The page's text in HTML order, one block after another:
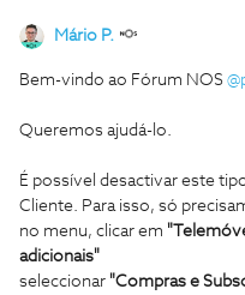
Mário P.
Bem-vindo ao Fórum NOS
Queremos ajudá-lo.
É possível desactivar este
Cliente. Para isso, só
no menu, clicar em
adicionais"
seleccionar "Compras e